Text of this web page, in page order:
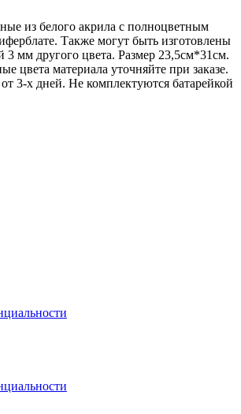
из белого акрила с полноцветным
Также могут быть изготовлены
3 мм другого цвета. Размер 23,5см*31см.
цвета материала уточняйте при заказе.
3-х дней. Не комплектуются батарейкой